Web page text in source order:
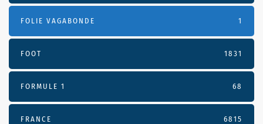
FOLIE VAGABONDE 1
FOOT 1831
FORMULE 1 68
FRANCE 6815